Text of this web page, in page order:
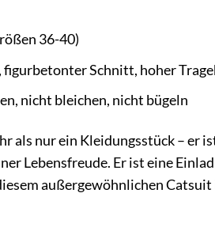
36-40)
Schnitt, hoher
nicht bleichen, nicht bügeln
als nur ein Kleidungsstück – er
Lebensfreude. Er ist eine
außergewöhnlichen